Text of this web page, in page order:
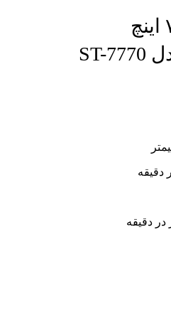
پولیش بادی ۷ اینچ